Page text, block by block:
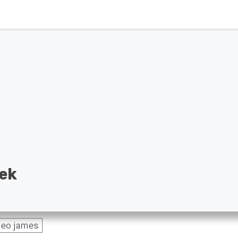
james